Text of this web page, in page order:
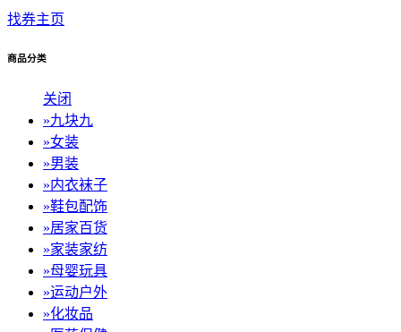
找券主页
商品分类
关闭
»九块九
»女装
»男装
»内衣袜子
»鞋包配饰
»居家百货
»家装家纺
»母婴玩具
»运动户外
»化妆品